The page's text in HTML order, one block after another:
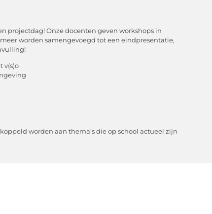
projectdag! Onze docenten geven workshops in
worden samengevoegd tot een eindpresentatie,
v(s)o
worden aan thema’s die op school actueel zijn